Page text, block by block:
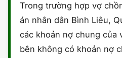
Trong trường hợp vợ
án nhân dân Bình Liêu,
các khoản nợ chung của
bên không có khoản nợ